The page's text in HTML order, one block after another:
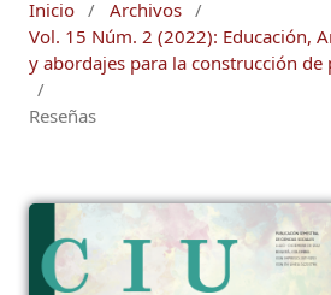
Inicio / Archivos /
Vol. 15 Núm. 2 (2022): Educación,
y abordajes para la construcción de
/
Reseñas